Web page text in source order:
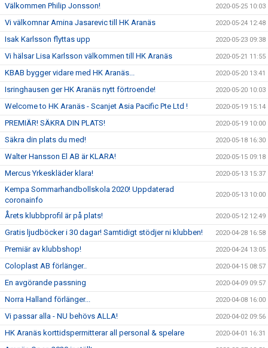
Välkommen Philip Jonsson! 2020-05-25 10:03
Vi välkomnar Amina Jasarevic till HK Aranäs 2020-05-24 12:48
Isak Karlsson flyttas upp 2020-05-23 09:38
Vi hälsar Lisa Karlsson välkommen till HK Aranäs 2020-05-21 11:55
KBAB bygger vidare med HK Aranäs... 2020-05-20 13:41
Isringhausen ger HK Aranäs nytt förtroende! 2020-05-20 10:03
Welcome to HK Aranäs - Scanjet Asia Pacific Pte Ltd ! 2020-05-19 15:14
PREMIÄR! SÄKRA DIN PLATS! 2020-05-19 10:00
Säkra din plats du med! 2020-05-18 16:30
Walter Hansson El AB är KLARA! 2020-05-15 09:18
Mercus Yrkeskläder klara! 2020-05-13 15:37
Kempa Sommarhandbollskola 2020! Uppdaterad
coronainfo
2020-05-13 10:00
Årets klubbprofil är på plats! 2020-05-12 12:49
Gratis ljudböcker i 30 dagar! Samtidigt stödjer ni klubben! 2020-04-28 16:58
Premiär av klubbshop! 2020-04-24 13:05
Coloplast AB förlänger.. 2020-04-15 08:57
En avgörande passning 2020-04-09 09:57
Norra Halland förlänger... 2020-04-08 16:00
Vi passar alla - NU behövs ALLA! 2020-04-02 09:56
HK Aranäs korttidspermitterar all personal & spelare 2020-04-01 16:31